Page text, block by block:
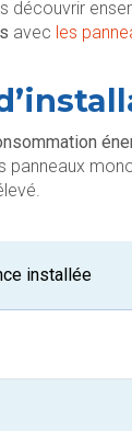
découvrir
avec les
panneaux
installée